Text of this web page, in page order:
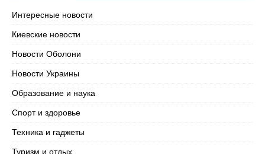
Интересные новости
Киевские новости
Новости Оболони
Новости Украины
Образование и наука
Спорт и здоровье
Техника и гаджеты